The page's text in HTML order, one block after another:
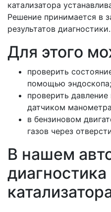
катализатора
Решение принимается в
результатов диагностики.
Для этого
проверить
помощью эндоскопа;
проверить давление
датчиком
в бензиновом
газов через
В нашем
диагностика